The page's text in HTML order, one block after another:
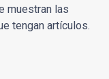
muestran las
tengan artículos.